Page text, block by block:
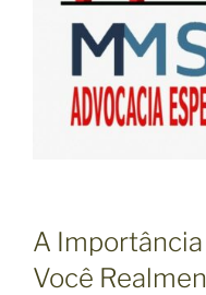
A Importância
Você